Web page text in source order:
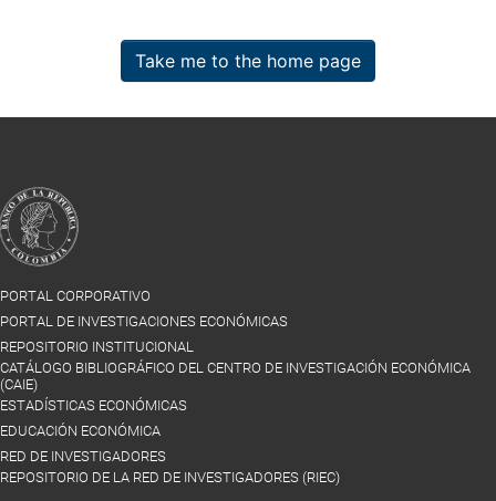
Take me to the home page
PORTAL CORPORATIVO
PORTAL DE INVESTIGACIONES ECONÓMICAS
REPOSITORIO INSTITUCIONAL
CATÁLOGO BIBLIOGRÁFICO DEL CENTRO DE INVESTIGACIÓN ECONÓMICA
(CAIE)
ESTADÍSTICAS ECONÓMICAS
EDUCACIÓN ECONÓMICA
RED DE INVESTIGADORES
REPOSITORIO DE LA RED DE INVESTIGADORES (RIEC)